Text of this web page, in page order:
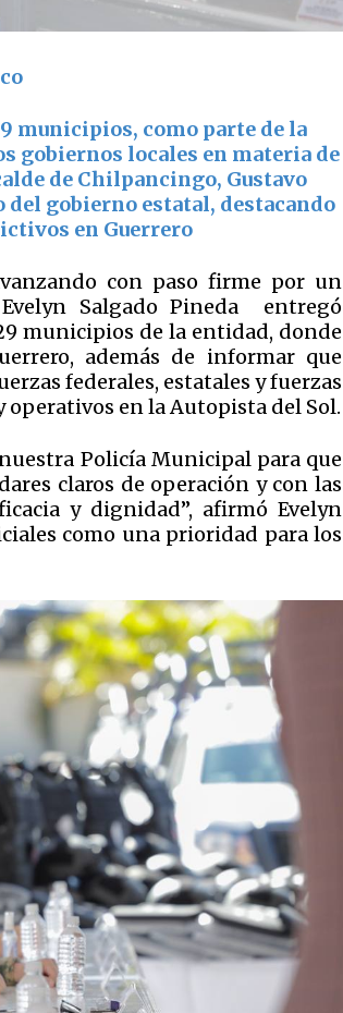
municipios, como parte de la
gobiernos locales en materia de
de Chilpancingo, Gustavo
gobierno estatal, destacando
en Guerrero
con paso firme por un
Salgado Pineda entregó
municipios de la entidad, donde
además de informar que
federales, estatales y fuerzas
operativos en la Autopista del Sol.
Policía Municipal para que
claros de operación y con las
y dignidad”, afirmó Evelyn
como una prioridad para los